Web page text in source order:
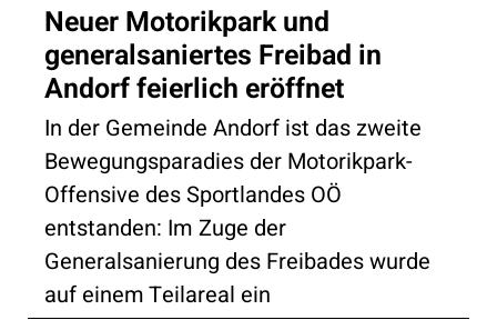
Neuer Motorikpark und
generalsaniertes Freibad in
Andorf feierlich eröffnet
In der Gemeinde Andorf ist das zweite
Bewegungsparadies der Motorikpark-
Offensive des Sportlandes OÖ
entstanden: Im Zuge der
Generalsanierung des Freibades wurde
auf einem Teilareal ein